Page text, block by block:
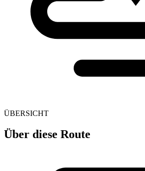
ÜBERSICHT
Über diese Route